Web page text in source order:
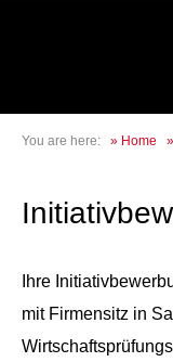
You are here: » Home »
Ihre
mit Firmensitz in